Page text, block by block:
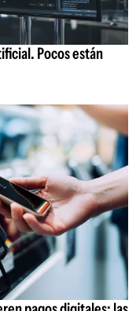
Pocos están